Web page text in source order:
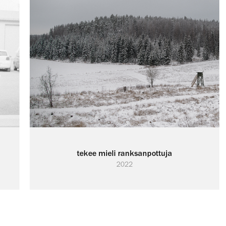
tekee mieli ranksanpottuja
2022